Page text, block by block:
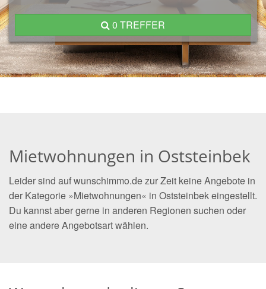
0 TREFFER
Mietwohnungen in Oststeinbek
Leider sind auf wunschimmo.de zur Zeit keine Angebote in
der Kategorie »Mietwohnungen« in Oststeinbek eingestellt.
Du kannst aber gerne in anderen Regionen suchen oder
eine andere Angebotsart wählen.